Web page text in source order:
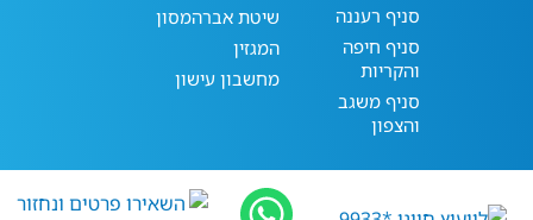
סניף רעננה
סניף חיפה
והקריות
סניף משגב
והצפון
שיטת אברהמסון
המגזין
מחשבון עישון